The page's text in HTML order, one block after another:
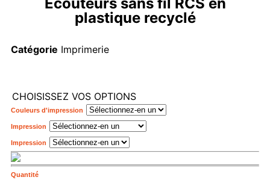
plastique recyclé
Catégorie Imprimerie
CHOISISSEZ VOS OPTIONS
Couleurs d'impression
Impression
Impression
Quantité